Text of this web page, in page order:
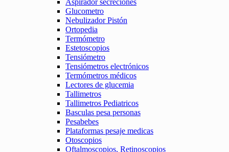
Glucometro
Nebulizador Pistón
Ortopedia
Termómetro
Estetoscopios
Tensiómetro
Tensiómetros electrónicos
Termómetros médicos
Lectores de glucemia
Tallimetros
Tallimetros Pediatricos
Basculas pesa personas
Pesabebes
Plataformas pesaje medicas
Otoscopios
Oftalmoscopios, Retinoscopios